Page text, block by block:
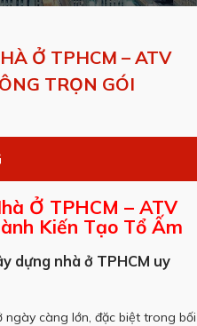
Ở TPHCM – ATV
TRỌN GÓI
Ở TPHCM – ATV
Kiến Tạo Tổ Ấm
dựng nhà ở TPHCM uy
ngày càng lớn, đặc biệt trong bối